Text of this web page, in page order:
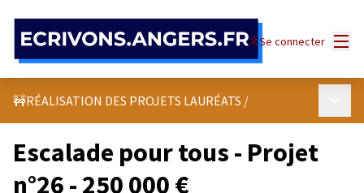
Se connecter
🚧RÉALISATION DES PROJETS LAURÉATS /
Escalade pour tous - Projet
n°26 - 250 000 €